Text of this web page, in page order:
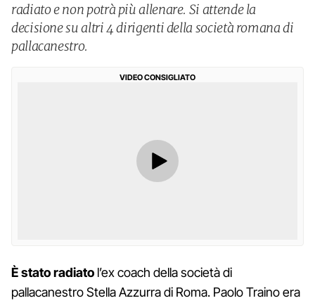
radiato e non potrà più allenare. Si attende la
decisione su altri 4 dirigenti della società romana di
pallacanestro.
VIDEO CONSIGLIATO
È stato radiato l’ex coach della società di
pallacanestro Stella Azzurra di Roma. Paolo Traino era